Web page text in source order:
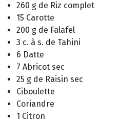
260 g de Riz complet
15 Carotte
200 g de Falafel
3 c. à s. de Tahini
6 Datte
7 Abricot sec
25 g de Raisin sec
Ciboulette
Coriandre
1 Citron